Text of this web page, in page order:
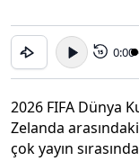
15 0:00
2026 FIFA Dünya
Zelanda
çok yayın